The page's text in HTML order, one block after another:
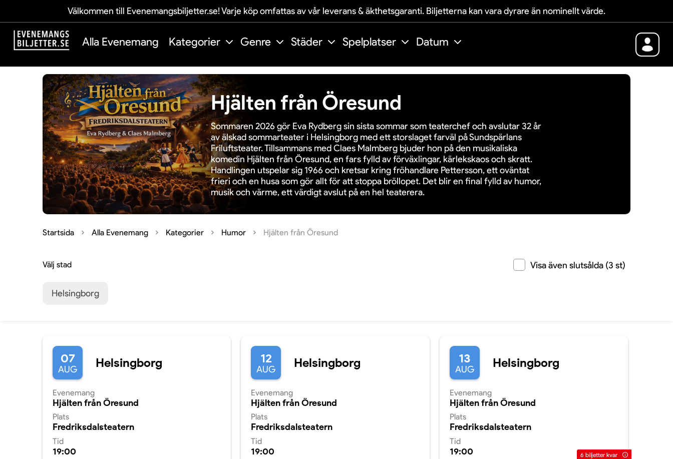
Välkommen till Evenemangsbiljetter.se! Varje köp omfattas av vår leverans & äkthetsgaranti. Biljetterna kan vara dyrare än nominellt värde.
Alla Evenemang Kategorier Genre Städer Spelplatser Datum
Hjälten från Öresund
Sommaren 2026 gör Eva Rydberg sin sista sommar som teaterchef och avslutar 32 år
av älskad sommarteater i Helsingborg med ett storslaget farväl på Sundspärlans
Friluftsteater. Tillsammans med Claes Malmberg bjuder hon på den musikaliska
komedin Hjälten från Öresund, en fars fylld av förväxlingar, kärlekskaos och skratt.
Handlingen utspelar sig 1966 och kretsar kring fröhandlare Pettersson, ett oväntat
frieri och en husa som gör allt för att stoppa bröllopet. Det blir en final fylld av humor,
musik och värme, ett värdigt avslut på en hel teaterera.
Startsida Alla Evenemang Kategorier Humor Hjälten från Öresund
Välj stad Visa även slutsålda (3 st)
Helsingborg
07
AUG Helsingborg
Plats
Fredriksdalsteatern
Evenemang
Hjälten från Öresund
Tid
19:00
12
AUG Helsingborg
Plats
Fredriksdalsteatern
Evenemang
Hjälten från Öresund
Tid
19:00
13
AUG Helsingborg
Plats
Fredriksdalsteatern
Evenemang
Hjälten från Öresund
Tid
19:00 6 biljetter kvar